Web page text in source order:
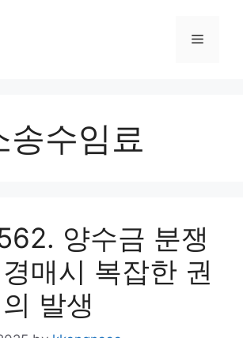
Menu
송수임료
양수금 분쟁
매시 복잡한 권
발생